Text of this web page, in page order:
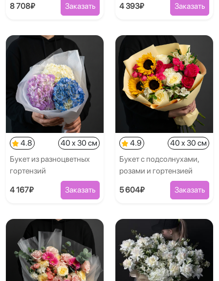
8 708₽ Заказать 4 393₽ Заказать
4.8
40 x 30 см
Букет из разноцветных
гортензий
4 167₽ Заказать
4.9
40 x 30 см
Букет с подсолнухами,
розами и гортензией
5 604₽ Заказать